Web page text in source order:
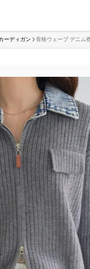
ーディガン 骨格ウェーブ デニム